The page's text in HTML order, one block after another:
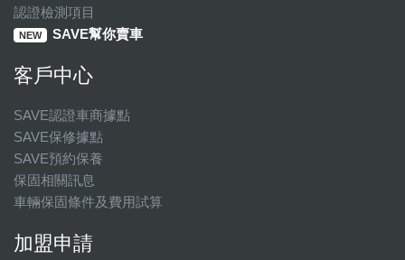
認證檢測項目
NEW SAVE幫你賣車
客戶中心
SAVE認證車商據點
SAVE保修據點
SAVE預約保養
保固相關訊息
車輛保固條件及費用試算
加盟申請